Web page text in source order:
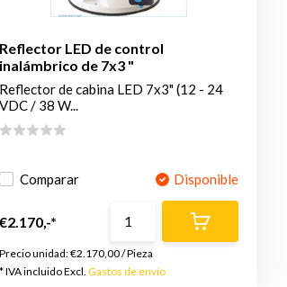
Reflector LED de control
inalámbrico de 7x3 "
Reflector de cabina LED 7x3" (12 - 24
VDC / 38 W...
Comparar Disponible
€2.170,-*
Precio unidad:€2.170,00/Pieza
* IVA incluido Excl.Gastos de envío